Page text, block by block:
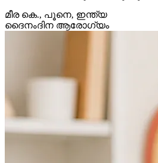
മീര കെ., പൂനെ, ഇന്ത്യ
ദൈനംദിന ആരോഗ്യം